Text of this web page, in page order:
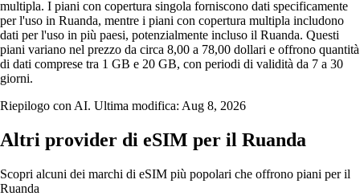
multipla. I piani con copertura singola forniscono dati specificamente
per l'uso in Ruanda, mentre i piani con copertura multipla includono
dati per l'uso in più paesi, potenzialmente incluso il Ruanda. Questi
piani variano nel prezzo da circa 8,00 a 78,00 dollari e offrono quantità
di dati comprese tra 1 GB e 20 GB, con periodi di validità da 7 a 30
giorni.
Riepilogo con AI. Ultima modifica: Aug 8, 2026
Altri provider di eSIM per il Ruanda
Scopri alcuni dei marchi di eSIM più popolari che offrono piani per il
Ruanda